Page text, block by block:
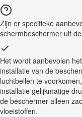
Zijn er specifieke
schermbeschermer uit
Het wordt aanbevolen
installatie van de
luchtbellen te
installatie gelijkmatige
de beschermer alleen
vloeistoffen.